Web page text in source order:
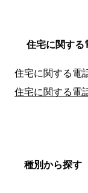
住宅に関する
住宅に関する電
住宅に関する電
種別から探す